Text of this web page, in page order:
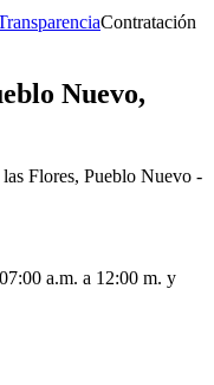
Contratación
Nuevo,
Flores, Pueblo Nuevo -
a.m. a 12:00 m. y